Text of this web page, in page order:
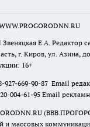
Е.А. Редактор
г. Киров, ул. Азина,
16+
927-669-90-87 Email
004-61-95 Email
и массовых